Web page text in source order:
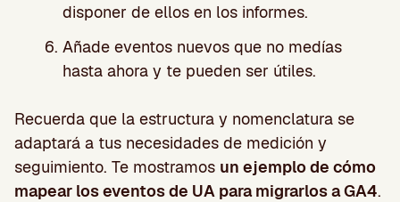
disponer de ellos en los informes.
Añade eventos nuevos que no medías
hasta ahora y te pueden ser útiles.
Recuerda que la estructura y nomenclatura se
adaptará a tus necesidades de medición y
seguimiento. Te mostramos un ejemplo de cómo
mapear los eventos de UA para migrarlos a GA4.